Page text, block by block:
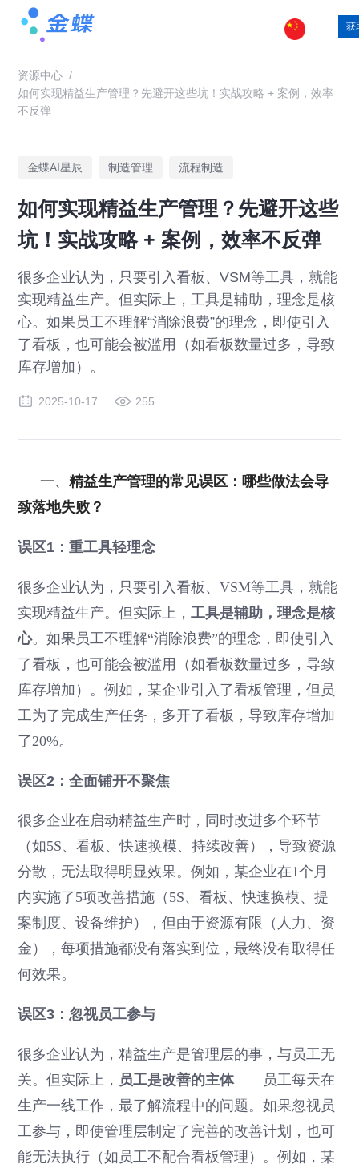
获
资源中心 /
如何实现精益生产管理？先避开这些坑！实战攻略 + 案例，效率
不反弹
金蝶AI星辰 制造管理 流程制造
如何实现精益生产管理？先避开这些
坑！实战攻略 + 案例，效率不反弹
很多企业认为，只要引入看板、VSM等工具，就能
实现精益生产。但实际上，工具是辅助，理念是核
心。如果员工不理解“消除浪费”的理念，即使引入
了看板，也可能会被滥用（如看板数量过多，导致
库存增加）。
2025-10-17 255
一、精益生产管理的常见误区：哪些做法会导
致落地失败？
误区1：重工具轻理念
很多企业认为，只要引入看板、VSM等工具，就能
实现精益生产。但实际上，工具是辅助，理念是核
心。如果员工不理解“消除浪费”的理念，即使引入
了看板，也可能会被滥用（如看板数量过多，导致
库存增加）。例如，某企业引入了看板管理，但员
工为了完成生产任务，多开了看板，导致库存增加
了20%。
误区2：全面铺开不聚焦
很多企业在启动精益生产时，同时改进多个环节
（如5S、看板、快速换模、持续改善），导致资源
分散，无法取得明显效果。例如，某企业在1个月
内实施了5项改善措施（5S、看板、快速换模、提
案制度、设备维护），但由于资源有限（人力、资
金），每项措施都没有落实到位，最终没有取得任
何效果。
误区3：忽视员工参与
很多企业认为，精益生产是管理层的事，与员工无
关。但实际上， 员工是改善的主体——员工每天在
生产一线工作，最了解流程中的问题。如果忽视员
工参与，即使管理层制定了完善的改善计划，也可
能无法执行（如员工不配合看板管理）。例如，某